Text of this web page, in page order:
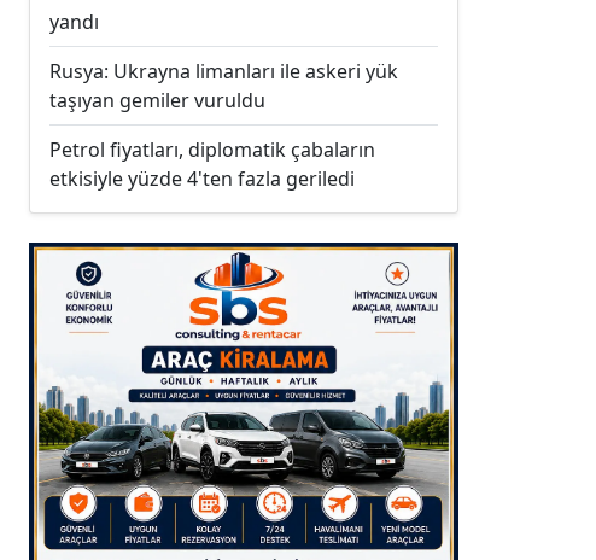
yandı
Rusya: Ukrayna limanları ile askeri yük
taşıyan gemiler vuruldu
Petrol fiyatları, diplomatik çabaların
etkisiyle yüzde 4'ten fazla geriledi